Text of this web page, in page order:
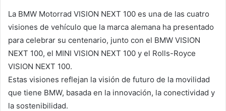
La BMW Motorrad VISION NEXT 100 es una de las cuatro
visiones de vehículo que la marca alemana ha presentado
para celebrar su centenario, junto con el BMW VISION
NEXT 100, el MINI VISION NEXT 100 y el Rolls-Royce
VISION NEXT 100.
Estas visiones reflejan la visión de futuro de la movilidad
que tiene BMW, basada en la innovación, la conectividad y
la sostenibilidad.